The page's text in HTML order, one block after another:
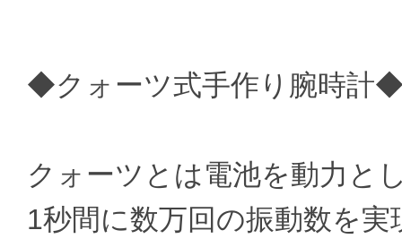
◆クォーツ式手作り腕時計
クォーツとは電池を動力と
1秒間に数万回の振動数を